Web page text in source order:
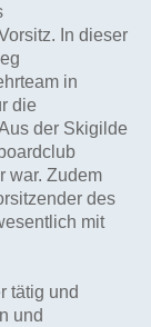
In dieser
in
die
der Skigilde
war. Zudem
des
mit
tätig und
und